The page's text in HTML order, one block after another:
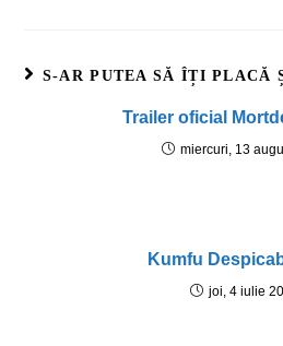
S-AR PUTEA SĂ ÎȚI PLACĂ
Trailer oficial
miercuri, 13
Kumfu
joi, 4 iulie